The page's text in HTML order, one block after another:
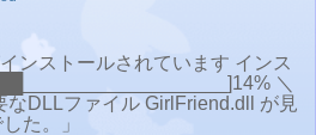
ンストールされています インス
＼
なDLLファイル GirlFriend.dll が見
た。」